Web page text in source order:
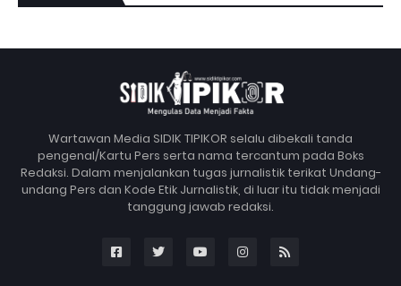
Wartawan Media SIDIK TIPIKOR selalu dibekali tanda
pengenal/Kartu Pers serta nama tercantum pada Boks
Redaksi. Dalam menjalankan tugas jurnalistik terikat Undang-
undang Pers dan Kode Etik Jurnalistik, di luar itu tidak menjadi
tanggung jawab redaksi.